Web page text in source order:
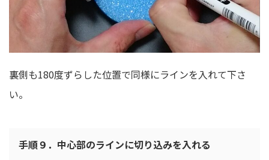
裏側も180度ずらした位置で同様にラインを入れて下さ
い。
手順９．中心部のラインに切り込みを入れる